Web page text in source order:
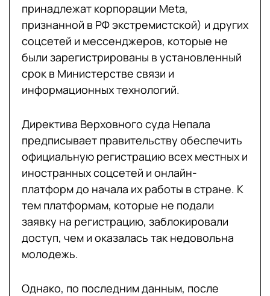
принадлежат корпорации Meta,
признанной в РФ экстремистской) и других
соцсетей и мессенджеров, которые не
были зарегистрированы в установленный
срок в Министерстве связи и
информационных технологий.
Директива Верховного суда Непала
предписывает правительству обеспечить
официальную регистрацию всех местных и
иностранных соцсетей и онлайн-
платформ до начала их работы в стране. К
тем платформам, которые не подали
заявку на регистрацию, заблокировали
доступ, чем и оказалась так недовольна
молодежь.
Однако, по последним данным, после